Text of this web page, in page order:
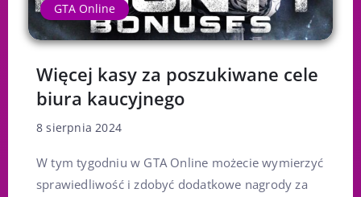
GTA Online
Więcej kasy za poszukiwane cele
biura kaucyjnego
8 sierpnia 2024
W tym tygodniu w GTA Online możecie wymierzyć
sprawiedliwość i zdobyć dodatkowe nagrody za